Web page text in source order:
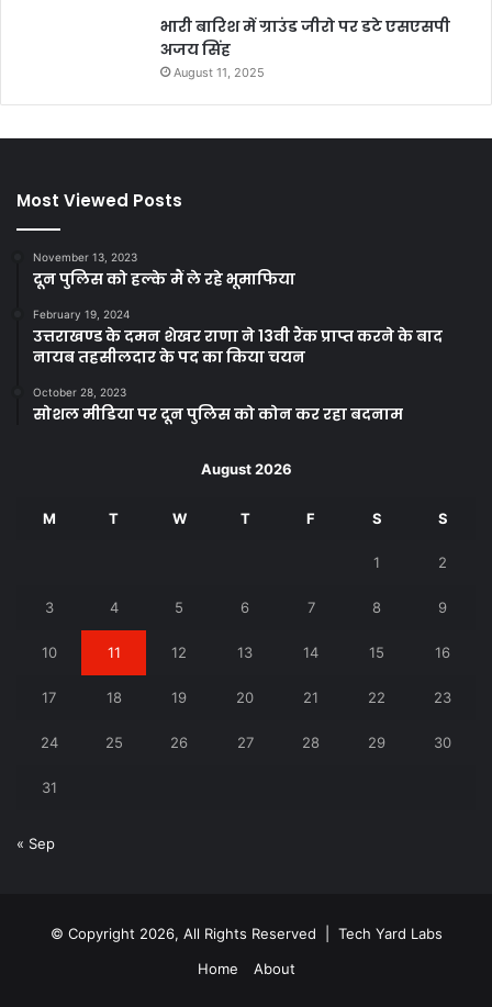
भारी बारिश में ग्राउंड जीरो पर डटे एसएसपी
अजय सिंह
August 11, 2025
Most Viewed Posts
November 13, 2023
दून पुलिस को हल्के मैं ले रहे भूमाफिया
February 19, 2024
उत्तराखण्ड के दमन शेखर राणा ने 13वी रैंक प्राप्त करने के बाद
नायब तहसीलदार के पद का किया चयन
October 28, 2023
सोशल मीडिया पर दून पुलिस को कोन कर रहा बदनाम
August 2026
M T W T F S S
1 2
3 4 5 6 7 8 9
10 11 12 13 14 15 16
17 18 19 20 21 22 23
24 25 26 27 28 29 30
31
« Sep
© Copyright 2026, All Rights Reserved | Tech Yard Labs
Home
About